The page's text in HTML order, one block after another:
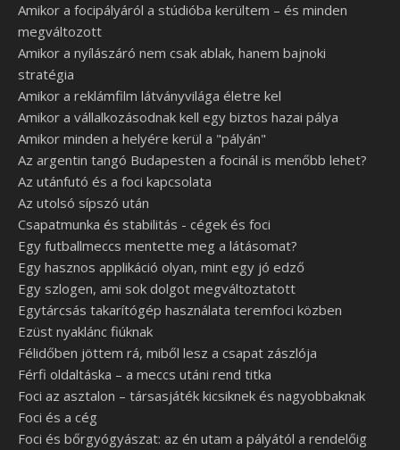
Amikor a focipályáról a stúdióba kerültem – és minden
megváltozott
Amikor a nyílászáró nem csak ablak, hanem bajnoki
stratégia
Amikor a reklámfilm látványvilága életre kel
Amikor a vállalkozásodnak kell egy biztos hazai pálya
Amikor minden a helyére kerül a "pályán"
Az argentin tangó Budapesten a focinál is menőbb lehet?
Az utánfutó és a foci kapcsolata
Az utolsó sípszó után
Csapatmunka és stabilitás - cégek és foci
Egy futballmeccs mentette meg a látásomat?
Egy hasznos applikáció olyan, mint egy jó edző
Egy szlogen, ami sok dolgot megváltoztatott
Egytárcsás takarítógép használata teremfoci közben
Ezüst nyaklánc fiúknak
Félidőben jöttem rá, miből lesz a csapat zászlója
Férfi oldaltáska – a meccs utáni rend titka
Foci az asztalon – társasjáték kicsiknek és nagyobbaknak
Foci és a cég
Foci és bőrgyógyászat: az én utam a pályától a rendelőig